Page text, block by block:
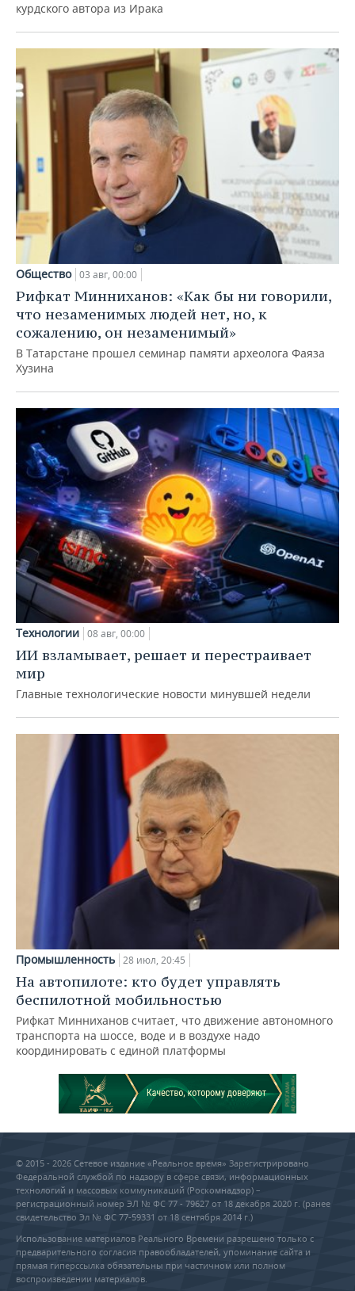
курдского автора из Ирака
Общество 03 авг, 00:00
Рифкат Минниханов: «Как бы ни говорили,
что незаменимых людей нет, но, к
сожалению, он незаменимый»
В Татарстане прошел семинар памяти археолога Фаяза
Хузина
Технологии 08 авг, 00:00
ИИ взламывает, решает и перестраивает
мир
Главные технологические новости минувшей недели
Промышленность 28 июл, 20:45
На автопилоте: кто будет управлять
беспилотной мобильностью
Рифкат Минниханов считает, что движение автономного
транспорта на шоссе, воде и в воздухе надо
координировать с единой платформы
© 2015 - 2026 Сетевое издание «Реальное время» Зарегистрировано
Федеральной службой по надзору в сфере связи, информационных
технологий и массовых коммуникаций (Роскомнадзор) –
регистрационный номер ЭЛ № ФС 77 - 79627 от 18 декабря 2020 г. (ранее
свидетельство Эл № ФС 77-59331 от 18 сентября 2014 г.)
Использование материалов Реального Времени разрешено только с
предварительного согласия правообладателей, упоминание сайта и
прямая гиперссылка обязательны при частичном или полном
воспроизведении материалов.